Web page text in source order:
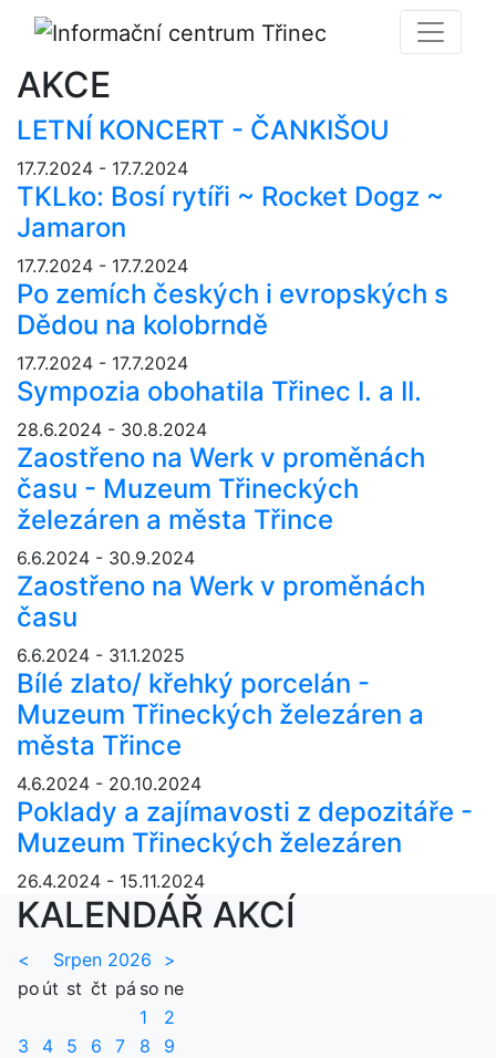
AKCE
LETNÍ KONCERT - ČANKIŠOU
17.7.2024 - 17.7.2024
TKLko: Bosí rytíři ~ Rocket Dogz ~
Jamaron
17.7.2024 - 17.7.2024
Po zemích českých i evropských s
Dědou na kolobrndě
17.7.2024 - 17.7.2024
Sympozia obohatila Třinec I. a II.
28.6.2024 - 30.8.2024
Zaostřeno na Werk v proměnách
času - Muzeum Třineckých
železáren a města Třince
6.6.2024 - 30.9.2024
Zaostřeno na Werk v proměnách
času
6.6.2024 - 31.1.2025
Bílé zlato/ křehký porcelán -
Muzeum Třineckých železáren a
města Třince
4.6.2024 - 20.10.2024
Poklady a zajímavosti z depozitáře -
Muzeum Třineckých železáren
26.4.2024 - 15.11.2024
KALENDÁŘ AKCÍ
< Srpen 2026
>
po út st čt pá so ne
1
2
3
4 5 6 7 8
9